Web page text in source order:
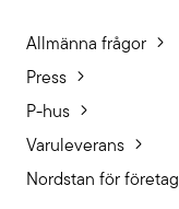
Allmänna frågor
Press
P-hus
Varuleverans
Nordstan för företag